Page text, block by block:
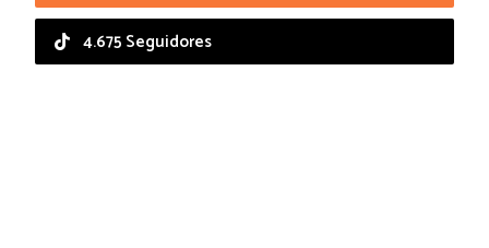
4.675 Seguidores